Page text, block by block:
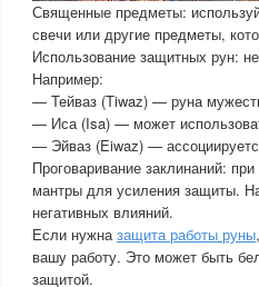
Священные предметы:
свечи или другие предметы,
Использование защитных рун:
Например:
— Тейваз (Tiwaz) — руна
— Иса (Isa) — может
— Эйваз (Eiwaz) —
Проговаривание заклинаний:
мантры для усиления защиты.
негативных влияний.
Если нужназащита работы руны
вашу работу. Это может быть
защитой.